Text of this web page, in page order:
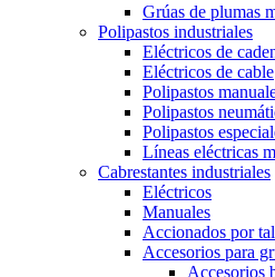
Grúas de plumas
Polipastos industriales
Eléctricos de
Eléctricos de cable
Polipastos
Polipastos
Polipastos
Líneas eléctricas
Cabrestantes industriales
Eléctricos
Manuales
Accionados por
Accesorios para
Accesorios